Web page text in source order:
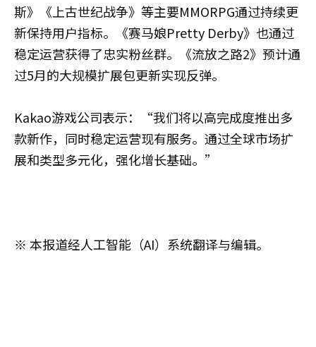
斯》《上古世纪战争》等主要MMORPG通过持续更
新保持用户指标。《赛马娘Pretty Derby》也通过
稳定运营获得了忠实粉丝群。《流放之路2》预计通
过5月的大规模扩展包更新实现反弹。
Kakao游戏公司表示：“我们将以高完成度推出多
款新作，同时稳定运营现有服务。通过全球市场扩
展和类型多元化，强化增长基础。”
※ 本报道经人工智能（AI）系统翻译与编辑。